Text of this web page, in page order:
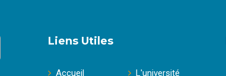
Liens Utiles
Accueil L'université